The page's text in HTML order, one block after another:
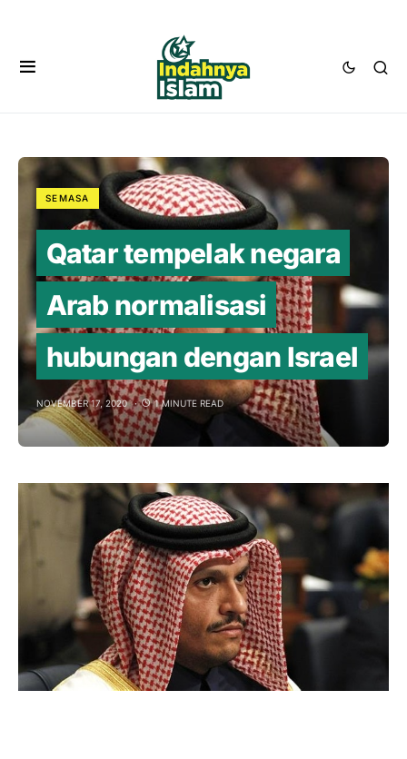
SEMASA
Qatar tempelak negara
Arab normalisasi
hubungan dengan Israel
NOVEMBER 17, 2020 1 MINUTE READ